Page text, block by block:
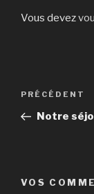
Vous devez
Navigation
l’article
Article
précédent
PRÉCÉDENT
Notre
VOS